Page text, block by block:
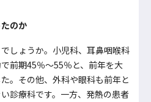
のか
しょうか。小児科、耳鼻咽喉科
前期45％～55％と、前年を大
。その他、外科や眼科も前年と
診療科です。一方、発熱の患者